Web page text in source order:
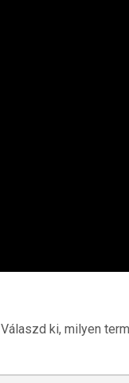
Válaszd ki, milyen